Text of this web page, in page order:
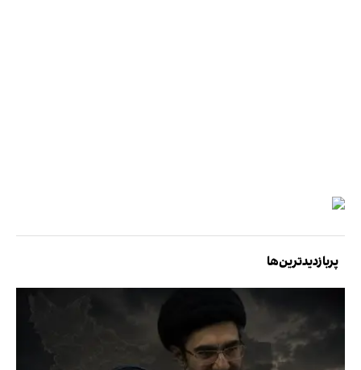
پربازدیدترین‌ها